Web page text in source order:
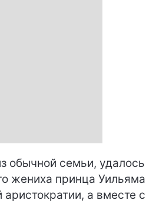
обычной семьи, удалось
жениха принца
а вместе